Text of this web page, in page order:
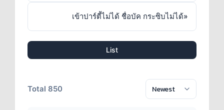
เข้าปาร์ตี้ไม่ได้ ชื่อบัค กระซิบไม่ได้»
List
Total 850